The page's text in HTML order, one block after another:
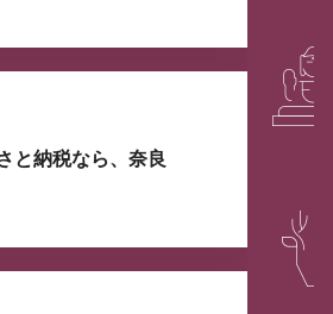
と納税なら、奈良